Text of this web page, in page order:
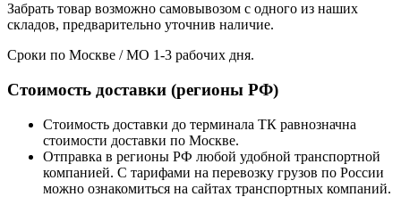
Забрать товар возможно самовывозом с одного из наших
складов, предварительно уточнив наличие.
Сроки по Москве / МО 1-3 рабочих дня.
Стоимость доставки (регионы РФ)
Стоимость доставки до терминала ТК равнозначна
стоимости доставки по Москве.
Отправка в регионы РФ любой удобной транспортной
компанией. С тарифами на перевозку грузов по России
можно ознакомиться на сайтах транспортных компаний.